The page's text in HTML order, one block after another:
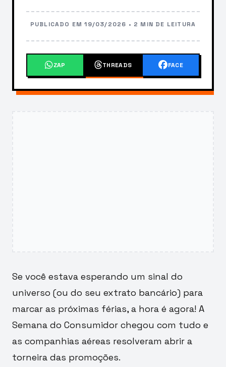
PUBLICADO EM 19/03/2026 • 2 MIN DE LEITURA
ZAP THREADS FACE
Se você estava esperando um sinal do
universo (ou do seu extrato bancário) para
marcar as próximas férias, a hora é agora! A
Semana do Consumidor chegou com tudo e
as companhias aéreas resolveram abrir a
torneira das promoções.